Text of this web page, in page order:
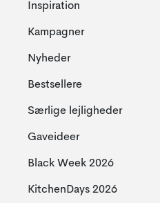
Inspiration
Kampagner
Nyheder
Bestsellere
Særlige lejligheder
Gaveideer
Black Week 2026
KitchenDays 2026